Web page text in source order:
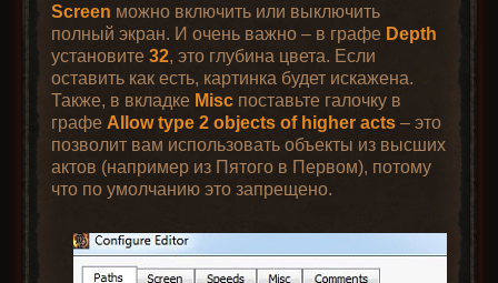
Screen можно включить или выключить
полный экран. И очень важно – в графе Depth
установите32, это глубина цвета. Если
оставить как есть, картинка будет искажена.
Также, в вкладке Misc поставьте галочку в
графе Allow type 2 objects of higher acts – это
позволит вам использовать объекты из высших
актов (например из Пятого в Первом), потому
что по умолчанию это запрещено.